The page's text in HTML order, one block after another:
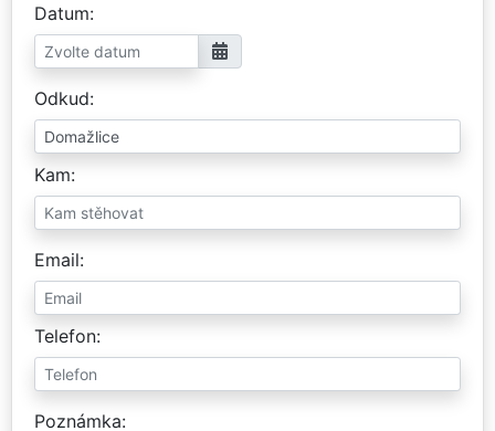
Datum
Odkud
Kam
Email
Telefon
Poznámka